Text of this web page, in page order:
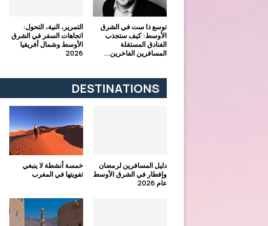
التمرير، النية، التحول:
اتجاهات السفر في الشرق
الأوسط وشمال أفريقيا
2026
توسع ذا ست في الشرق
الأوسط: كيف ستجذب
الفنادق المستقلة
المسافرين الفاخرين...
DESTINATIONS
خمسة أنشطة لا ينبغي
تفويتها في المغرب
دليل المسافرين لرمضان
وإفطار في الشرق الأوسط
عام 2026